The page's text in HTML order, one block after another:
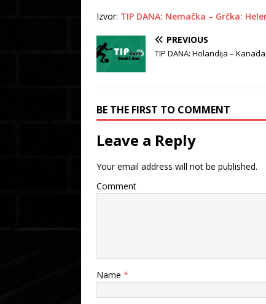
Izvor: TIP DANA: Nemačka – Grčka:
PREVIOUS
TIP DANA: Holandija –
BE THE FIRST TO COMMENT
Leave a Reply
Your email address will not be published.
Comment
Name *